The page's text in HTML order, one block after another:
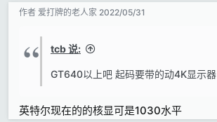
作者 爱打牌的老人家 2022/05/31
tcb 说:
GT640以上吧 起码要带的动4K显示器
英特尔现在的的核显可是1030水平